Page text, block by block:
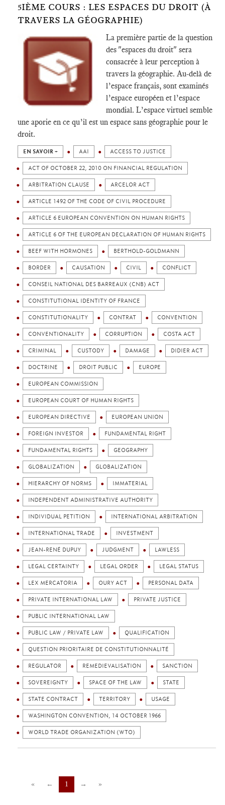
5IÈME COURS : LES ESPACES DU DROIT (À
TRAVERS LA GÉOGRAPHIE)
La première partie de la question
des "espaces du droit" sera
consacrée à leur perception à
travers la géographie. Au-delà de
l’espace français, sont examinés
l’espace européen et l’espace
mondial. L’espace virtuel semble
une aporie en ce qu’il est un espace sans géographie pour le
droit.
EN SAVOIR + AAI ACCESS TO JUSTICE
ACT OF OCTOBER 22, 2010 ON FINANCIAL REGULATION
ARBITRATION CLAUSE ARCELOR ACT
ARTICLE 1492 OF THE CODE OF CIVIL PROCEDURE
ARTICLE 6 EUROPEAN CONVENTION ON HUMAN RIGHTS
ARTICLE 6 OF THE EUROPEAN DECLARATION OF HUMAN RIGHTS
BEEF WITH HORMONES BERTHOLD-GOLDMANN
BORDER CAUSATION CIVIL CONFLICT
CONSEIL NATIONAL DES BARREAUX (CNB) ACT
CONSTITUTIONAL IDENTITY OF FRANCE
CONSTITUTIONALITY CONTRAT CONVENTION
CONVENTIONALITY CORRUPTION COSTA ACT
CRIMINAL CUSTODY DAMAGE DIDIER ACT
DOCTRINE DROIT PUBLIC EUROPE
EUROPEAN COMMISSION
EUROPEAN COURT OF HUMAN RIGHTS
EUROPEAN DIRECTIVE EUROPEAN UNION
FOREIGN INVESTOR FUNDAMENTAL RIGHT
FUNDAMENTAL RIGHTS GEOGRAPHY
GLOBALIZATION GLOBALIZATION
HIERARCHY OF NORMS IMMATERIAL
INDEPENDENT ADMINISTRATIVE AUTHORITY
INDIVIDUAL PETITION INTERNATIONAL ARBITRATION
INTERNATIONAL TRADE INVESTMENT
JEAN-RENÉ DUPUY JUDGMENT LAWLESS
LEGAL CERTAINTY LEGAL ORDER LEGAL STATUS
LEX MERCATORIA OURY ACT PERSONAL DATA
PRIVATE INTERNATIONAL LAW PRIVATE JUSTICE
PUBLIC INTERNATIONAL LAW
PUBLIC LAW / PRIVATE LAW QUALIFICATION
QUESTION PRIORITAIRE DE CONSTITUTIONNALITÉ
REGULATOR REMEDIEVALISATION SANCTION
SOVEREIGNTY SPACE OF THE LAW STATE
STATE CONTRACT TERRITORY USAGE
WASHINGTON CONVENTION, 14 OCTOBER 1966
WORLD TRADE ORGANIZATION (WTO)
« ← 1 → »